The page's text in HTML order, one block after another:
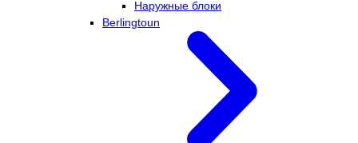
Наружные блоки
Berlingtoun